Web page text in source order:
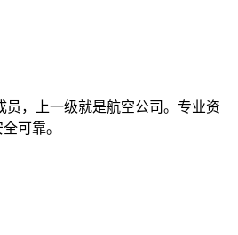
员，上一级就是航空公司。专业资
可靠。